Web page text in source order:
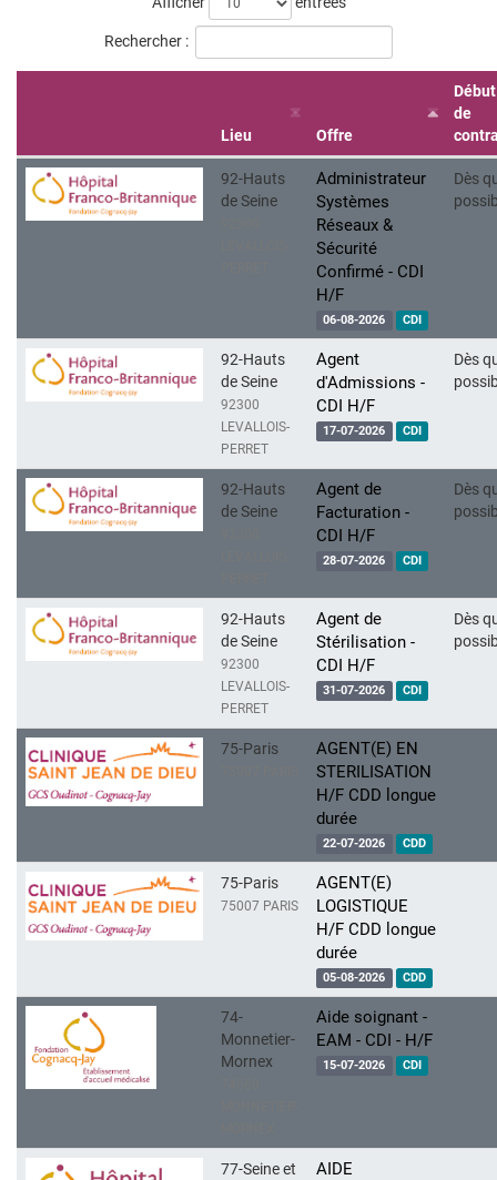
Rechercher :
Lieu Offre
Début
de
92-Hauts
de Seine
Administrateur
Systèmes
Réseaux &
Sécurité
Confirmé - CDI
H/F
06-08-2026 CDI
Dès
92-Hauts
de Seine
92300
LEVALLOIS-
PERRET
Agent
d'Admissions -
CDI H/F
17-07-2026 CDI
Dès
92-Hauts
de Seine
Agent de
Facturation -
CDI H/F
28-07-2026 CDI
Dès
92-Hauts
de Seine
92300
LEVALLOIS-
PERRET
Agent de
Stérilisation -
CDI H/F
31-07-2026 CDI
Dès
75-Paris
AGENT(E) EN
STERILISATION
H/F CDD longue
durée
22-07-2026 CDD
75-Paris
75007 PARIS
AGENT(E)
LOGISTIQUE
H/F CDD longue
durée
05-08-2026 CDD
74-
Monnetier-
Mornex
Aide soignant -
EAM - CDI - H/F
15-07-2026 CDI
77-Seine et
AIDE